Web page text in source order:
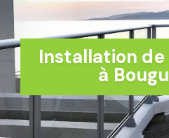
​Installation
à